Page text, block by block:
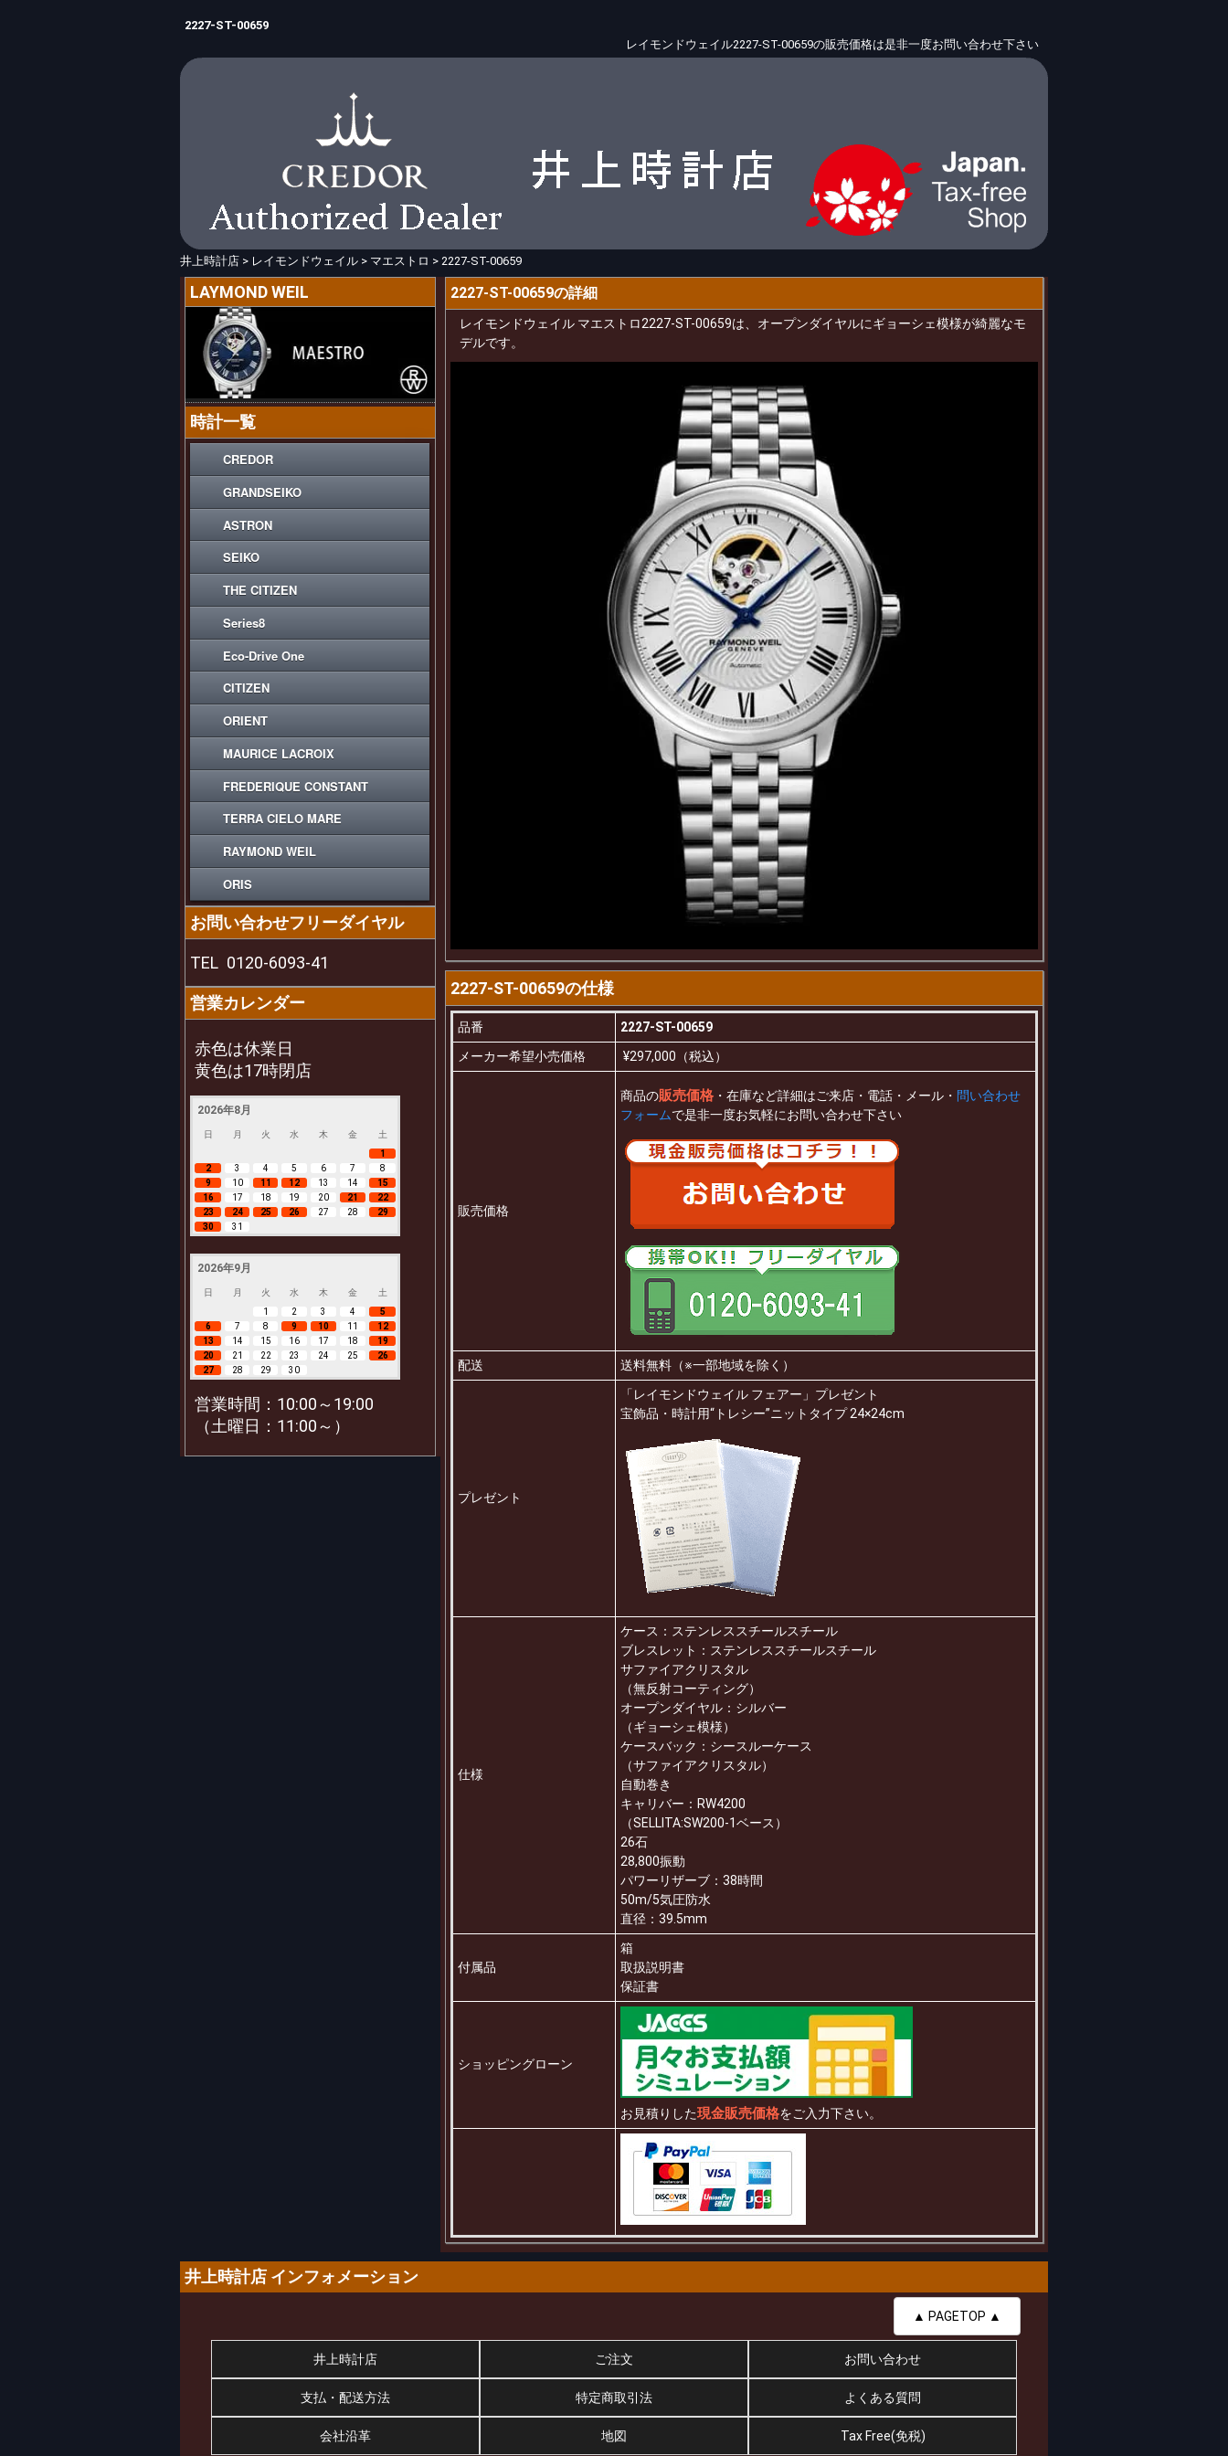
2227-ST-00659
レイモンドウェイル2227-ST-00659の販売価格は是非一度お問い合わせ下さい
井上時計店 > レイモンドウェイル > マエストロ > 2227-ST-00659
2227-ST-00659の詳細
レイモンドウェイル マエストロ2227-ST-00659は、オープンダイヤルにギョーシェ模様が綺麗なモ
デルです。
2227-ST-00659の仕様
品番
2227-ST-00659
メーカー希望小売価格
¥297,000（税込）
販売価格
商品の販売価格 ・在庫など詳細はご来店・電話・メール・ 問い合わせ
フォームで是非一度お気軽にお問い合わせ下さい
配送 送料無料（※一部地域を除く）
プレゼント
「レイモンドウェイル フェアー」プレゼント
宝飾品・時計用“トレシー”ニットタイプ 24×24cm
仕様
ケース：ステンレススチールスチール
ブレスレット：ステンレススチールスチール
サファイアクリスタル
（無反射コーティング）
オープンダイヤル：シルバー
（ギョーシェ模様）
ケースバック：シースルーケース
（サファイアクリスタル）
自動巻き
キャリバー：RW4200
（SELLITA:SW200-1ベース）
26石
28,800振動
パワーリザーブ：38時間
50m/5気圧防水
直径：39.5mm
付属品
箱
取扱説明書
保証書
ショッピングローン
お見積りした現金販売価格をご入力下さい。
LAYMOND WEIL
時計一覧
CREDOR
GRANDSEIKO
ASTRON
SEIKO
THE CITIZEN
Series8
Eco-Drive One
CITIZEN
ORIENT
MAURICE LACROIX
FREDERIQUE CONSTANT
TERRA CIELO MARE
RAYMOND WEIL
ORIS
お問い合わせフリーダイヤル
TEL 0120-6093-41
営業カレンダー
赤色は休業日
黄色は17時閉店
2026年8月
日 月 火 水 木 金
土
1
2
3 4 5 6 7
8
9
10 11 12 13 14
15
16
17 18 19 20 21
22
23
24 25 26 27 28
29
30
31
2026年9月
日 月 火 水 木 金
土
1
2 3 4
5
6
7 8 9 10 11
12
13
14 15 16 17 18
19
20
21 22 23 24 25
26
27
28 29 30
営業時間：10:00～19:00
（土曜日：11:00～）
井上時計店 インフォメーション
▲ PAGETOP ▲
井上時計店 ご注文 お問い合わせ
支払・配送方法 特定商取引法 よくある質問
会社沿革 地図 Tax Free(免税)